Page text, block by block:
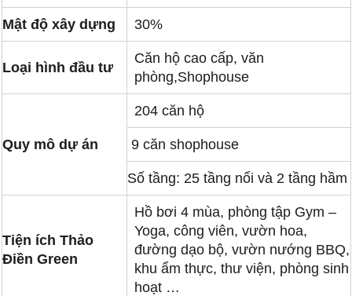
Mật độ xây dựng 30%
Loại hình đầu tư
Căn hộ cao cấp, văn
phòng,Shophouse
Quy mô dự án
204 căn hộ
9 căn shophouse
Số tầng: 25 tầng nổi và 2 tầng hầm
Tiện ích Thảo
Điền Green
Hồ bơi 4 mùa, phòng tập Gym –
Yoga, công viên, vườn hoa,
đường dạo bộ, vườn nướng BBQ,
khu ẩm thực, thư viện, phòng sinh
hoạt …